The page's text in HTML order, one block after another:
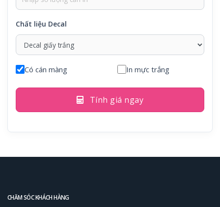
Chất liệu Decal
Có cán màng In mực trắng
Tính giá ngay
CHĂM SÓC KHÁCH HÀNG